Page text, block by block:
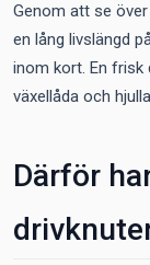
Genom att se
en lång livslängd
inom kort. En frisk
växellåda och
Därför